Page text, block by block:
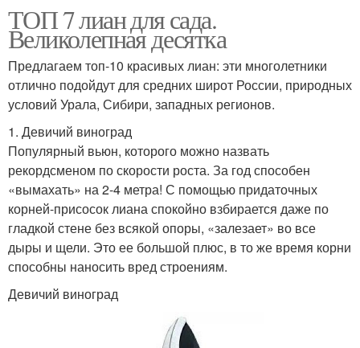
ТОП 7 лиан для сада.
Великолепная десятка
Предлагаем топ-10 красивых лиан: эти многолетники
отлично подойдут для средних широт России, природных
условий Урала, Сибири, западных регионов.
1. Девичий виноград
Популярный вьюн, которого можно назвать
рекордсменом по скорости роста. За год способен
«вымахать» на 2-4 метра! С помощью придаточных
корней-присосок лиана спокойно взбирается даже по
гладкой стене без всякой опоры, «залезает» во все
дыры и щели. Это ее большой плюс, в то же время корни
способны наносить вред строениям.
Девичий виноград